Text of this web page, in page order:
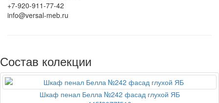
+7-920-911-77-42
info@versal-meb.ru
Состав колекции
Шкаф пенал Белла №242 фасад глухой ЯБ